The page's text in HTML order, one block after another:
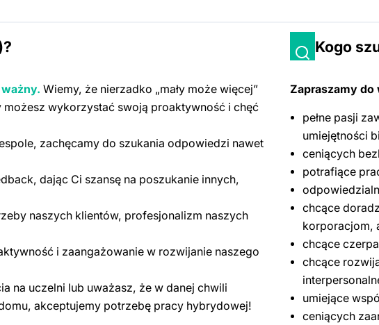
ważny. Wiemy, że nierzadko „mały może więcej”
wykorzystać swoją proaktywność i chęć
zachęcamy do szukania odpowiedzi nawet
dając Ci szansę na poszukanie innych,
naszych klientów, profesjonalizm naszych
i zaangażowanie w rozwijanie naszego
na uczelni lub uważasz, że w danej chwili
akceptujemy potrzebę pracy hybrydowej!
Kogo
Zapraszamy do
pełne pasji
umiejętności
ceniących
potrafiące
chcące
korporacjom,
chcące
chcące
umiejące
ceniących